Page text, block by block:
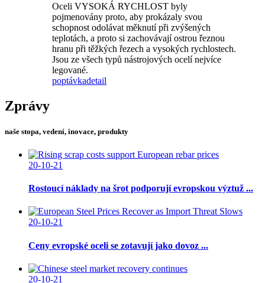
Oceli VYSOKÁ RYCHLOST byly
pojmenovány proto, aby prokázaly svou
schopnost odolávat měknutí při zvýšených
teplotách, a proto si zachovávají ostrou řeznou
hranu při těžkých řezech a vysokých rychlostech.
Jsou ze všech typů nástrojových ocelí nejvíce
legované.
poptávkadetail
Zprávy
naše stopa, vedení, inovace, produkty
20-10-21
Rostoucí náklady na šrot podporují evropskou výztuž ...
20-10-21
Ceny evropské oceli se zotavují jako dovoz ...
20-10-21